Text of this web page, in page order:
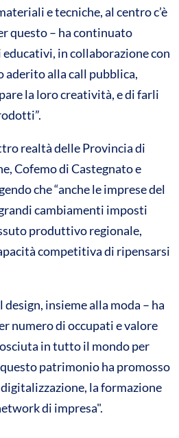
e tecniche, al centro c’è
questo – ha continuato
in collaborazione con
aderito alla call pubblica,
la loro creatività, e di farli
realtà delle Provincia di
Cofemo di Castegnato e
che “anche le imprese del
cambiamenti imposti
produttivo regionale,
competitiva di ripensarsi
insieme alla moda – ha
numero di occupati e valore
in tutto il mondo per
patrimonio ha promosso
la formazione
di impresa".